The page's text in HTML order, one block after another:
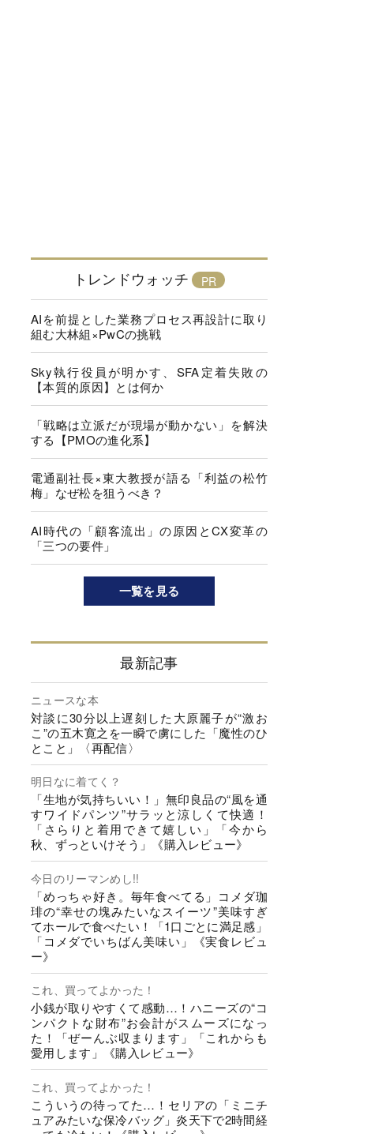
トレンドウォッチ
AIを前提とした業務プロセス再設計に取り
組む大林組×PwCの挑戦
Sky執行役員が明かす、SFA定着失敗の
【本質的原因】とは何か
「戦略は立派だが現場が動かない」を解決
する【PMOの進化系】
電通副社長×東大教授が語る「利益の松竹
梅」なぜ松を狙うべき？
AI時代の「顧客流出」の原因とCX変革の
「三つの要件」
一覧を見る
最新記事
ニュースな本
対談に30分以上遅刻した大原麗子が“激お
こ”の五木寛之を一瞬で虜にした「魔性のひ
とこと」〈再配信〉
明日なに着てく？
「生地が気持ちいい！」無印良品の“風を通
すワイドパンツ”サラッと涼しくて快適！
「さらりと着用できて嬉しい」「今から
秋、ずっといけそう」《購入レビュー》
今日のリーマンめし!!
「めっちゃ好き。毎年食べてる」コメダ珈
琲の“幸せの塊みたいなスイーツ”美味すぎ
てホールで食べたい！「1口ごとに満足感」
「コメダでいちばん美味い」《実食レビュ
ー》
これ、買ってよかった！
小銭が取りやすくて感動…！ハニーズの“コ
ンパクトな財布”お会計がスムーズになっ
た！「ぜーんぶ収まります」「これからも
愛用します」《購入レビュー》
これ、買ってよかった！
こういうの待ってた…！セリアの「ミニチ
ュアみたいな保冷バッグ」炎天下で2時間経